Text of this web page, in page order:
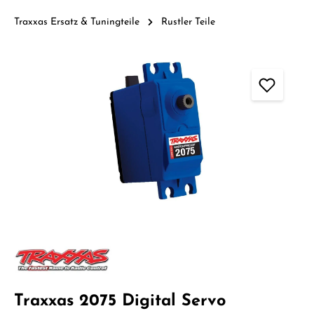
Traxxas Ersatz & Tuningteile Rustler Teile
Traxxas 2075 Digital Servo